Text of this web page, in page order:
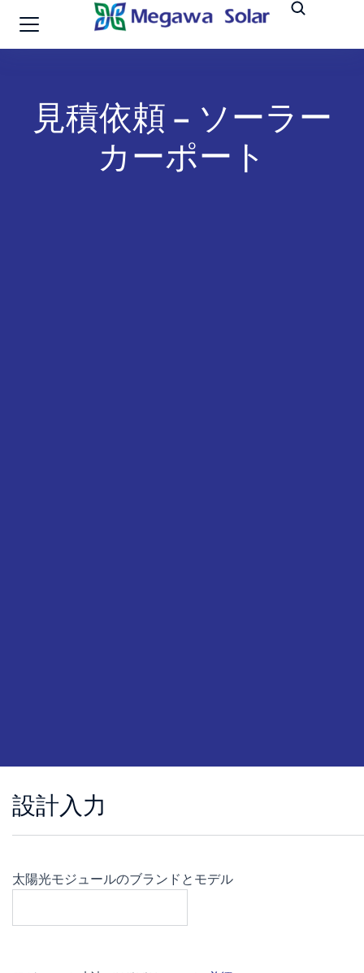
見積依頼 – ソーラー
カーポート
設計入力
太陽光モジュールのブランドとモデル